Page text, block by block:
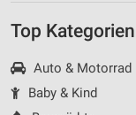
Top Kategorien
Auto & Motorrad
Baby & Kind